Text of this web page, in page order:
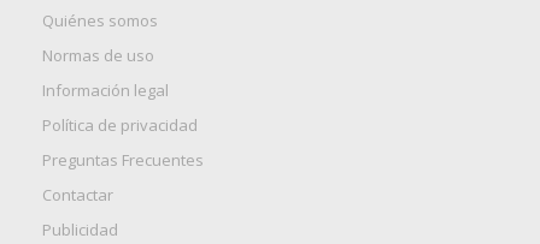
Quiénes somos
Normas de uso
Información legal
Política de privacidad
Preguntas Frecuentes
Contactar
Publicidad